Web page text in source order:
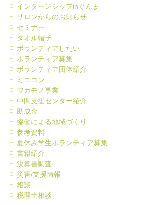
インターンシップinぐんま
サロンからのお知らせ
セミナー
タオル帽子
ボランティアしたい
ボランティア募集
ボランティア団体紹介
ミニコン
ワカモノ事業
中間支援センター紹介
助成金
協働による地域づくり
参考資料
夏休み学生ボランティア募集
書籍紹介
決算書調査
災害/支援情報
相談
税理士相談